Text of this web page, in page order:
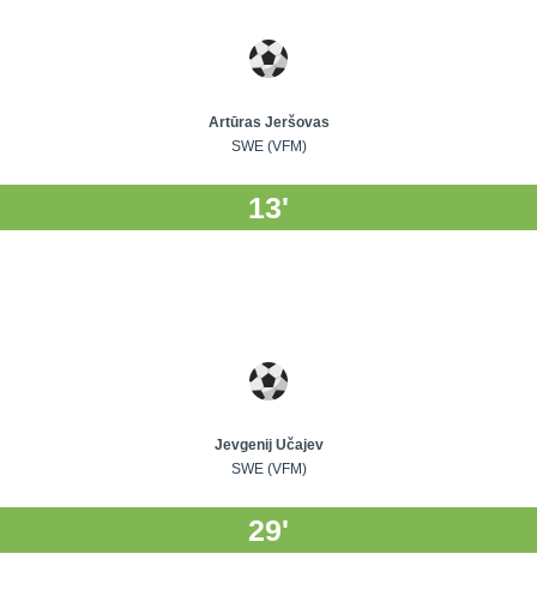
Artūras Jeršovas
SWE (VFM)
13'
Jevgenij Učajev
SWE (VFM)
29'